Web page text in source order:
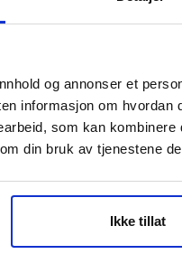
og annonser et
informasjon om
som kan
din bruk av tjenestene
Ikke tillat
steder